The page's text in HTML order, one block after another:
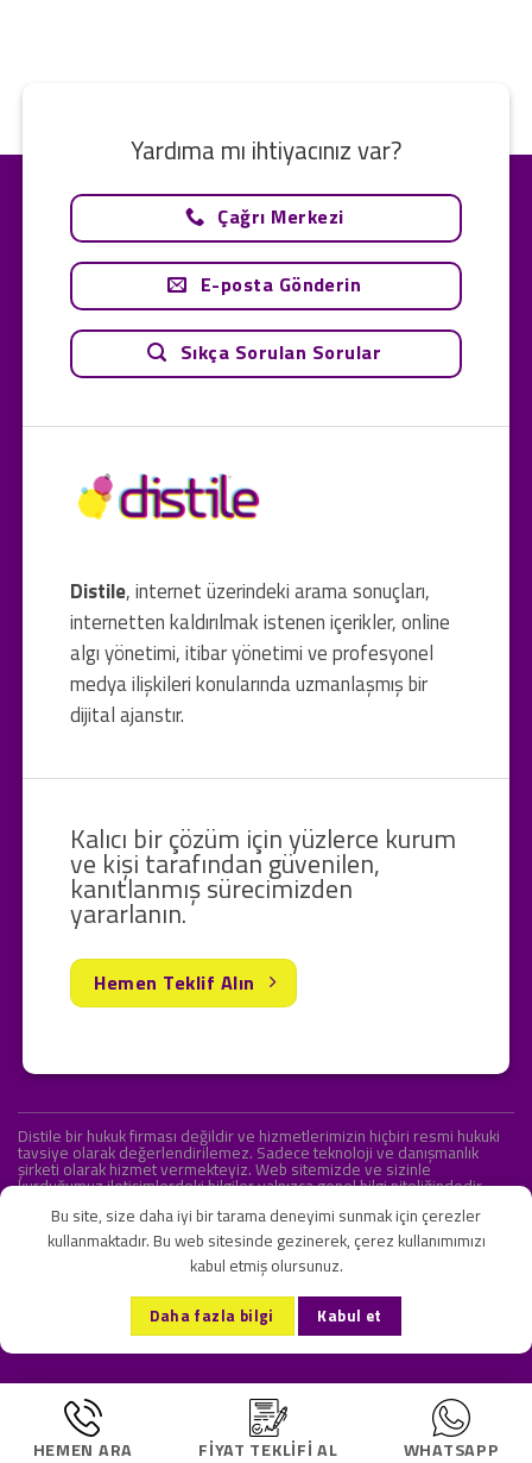
Distile, internet üzerindeki arama sonuçları,
internetten kaldırılmak istenen içerikler, online
algı yönetimi, itibar yönetimi ve profesyonel
medya ilişkileri konularında uzmanlaşmış bir
dijital ajanstır.
Yardıma mı ihtiyacınız var?
Çağrı Merkezi
E-posta Gönderin
Sıkça Sorulan Sorular
Kalıcı bir çözüm için yüzlerce kurum
ve kişi tarafından güvenilen,
kanıtlanmış sürecimizden
yararlanın.
Hemen Teklif Alın
Distile bir hukuk firması değildir ve hizmetlerimizin hiçbiri resmi hukuki
tavsiye olarak değerlendirilemez. Sadece teknoloji ve danışmanlık
şirketi olarak hizmet vermekteyiz. Web sitemizde ve sizinle
kurduğumuz iletişimlerdeki bilgiler yalnızca genel bilgi niteliğindedir.
KVKK ve Gizlilik Sözleşmesi S.S.S. İletişim
Copyright 2026 ©Onlipr Teknoloji ve Ticaret A.Ş.
HEMEN ARA FIYAT TEKLIFI AL WHATSAPP
Bu site, size daha iyi bir tarama deneyimi sunmak için çerezler
kullanmaktadır. Bu web sitesinde gezinerek, çerez kullanımımızı
kabul etmiş olursunuz.
Daha fazla bilgi Kabul et